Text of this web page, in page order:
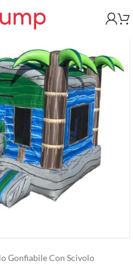
Gonfiabile Con Scivolo